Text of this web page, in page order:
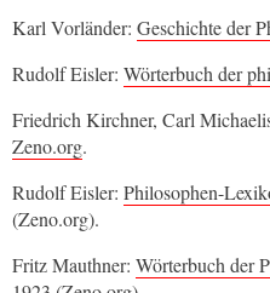
Karl Vorländer:Geschichte der
Rudolf Eisler:Wörterbuch der
Friedrich Kirchner, Carl
Zeno.org.
Rudolf Eisler:Philosophen-
(Zeno.org).
Fritz Mauthner:Wörterbuch der